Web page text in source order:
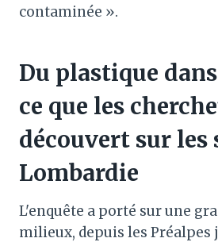
contaminée ».
Du plastique
ce que les
découvert sur les
Lombardie
L'enquête a porté sur une
milieux, depuis les Préalpes